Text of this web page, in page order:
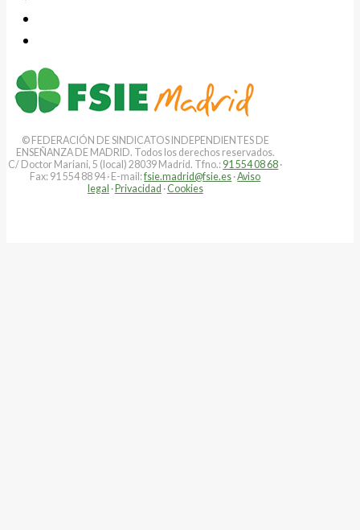
© FEDERACIÓN DE SINDICATOS INDEPENDIENTES DE
ENSEÑANZA DE MADRID. Todos los derechos reservados.
C/ Doctor Mariani, 5 (local) 28039 Madrid. Tfno.: 91 554 08 68 ·
Fax: 91 554 88 94 · E-mail:fsie.madrid@fsie.es ·Aviso
legal ·Privacidad · Cookies